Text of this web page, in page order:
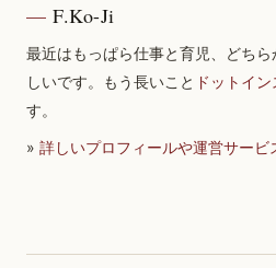
F.Ko-Ji
最近はもっぱら仕事と育児、どち
しいです。もう長いこと ドットイ
す。
» 詳しいプロフィールや運営サービ